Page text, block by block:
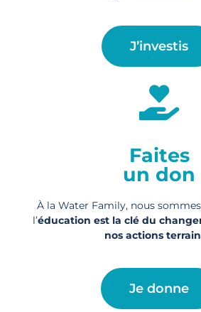
J’investis
Faites
un don
À la Water Family, nous
l’éducation est la clé du
nos actions
Je donne